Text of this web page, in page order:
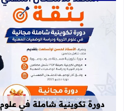
دورة تكوينية شاملة في